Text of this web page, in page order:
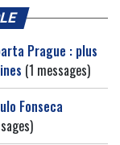
Prague : plus
(1 messages)
Fonseca